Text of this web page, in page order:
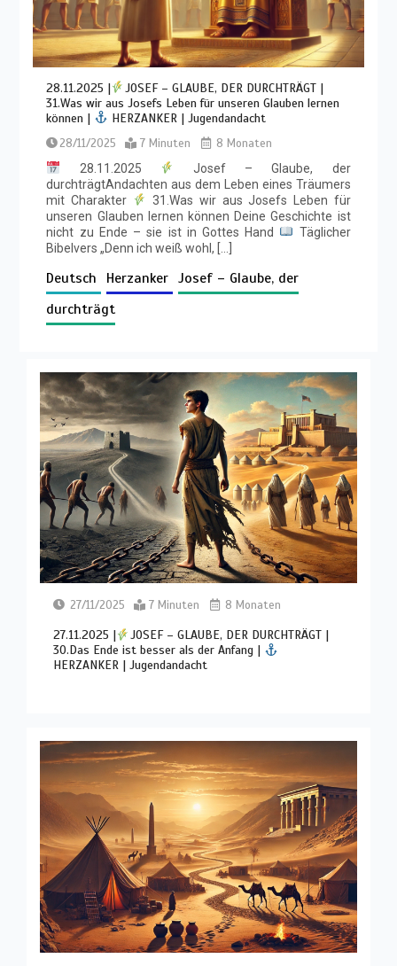
28.11.2025 |
JOSEF – GLAUBE, DER DURCHTRÄGT |
31.Was wir aus Josefs Leben für unseren Glauben lernen
können |
HERZANKER | Jugendandacht
28/11/2025 7 Minuten
8 Monaten
28.11.2025
Josef – Glaube, der
durchträgtAndachten aus dem Leben eines Träumers
mit Charakter
31.Was wir aus Josefs Leben für
unseren Glauben lernen können Deine Geschichte ist
nicht zu Ende – sie ist in Gottes Hand
Täglicher
Bibelvers „Denn ich weiß wohl, […]
Deutsch Herzanker Josef – Glaube, der
durchträgt
27/11/2025 7 Minuten 8 Monaten
27.11.2025 |
JOSEF – GLAUBE, DER DURCHTRÄGT |
30.Das Ende ist besser als der Anfang |
HERZANKER | Jugendandacht